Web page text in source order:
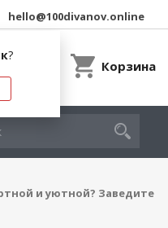
?
hello@100divanov.online
Корзина
и уютной? Заведите